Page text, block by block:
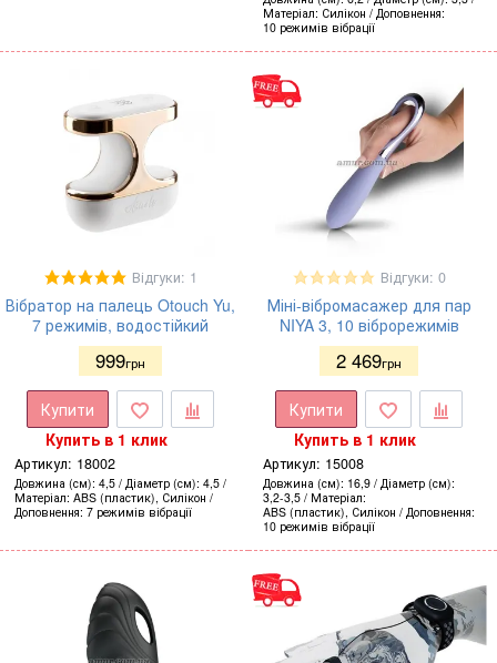
Матеріал Силікон
Доповнення
10 режимів вібрації
Відгуки: 1
Вібратор на палець Otouch Yu,
7 режимів, водостійкий
999грн
Купити
Купить в 1 клик
Артикул: 18002
Довжина (см) 4,5 Діаметр (см) 4,5
Матеріал ABS (пластик), Силікон
Доповнення 7 режимів вібрації
Відгуки: 0
Міні-вібромасажер для пар
NIYA 3, 10 віброрежимів
2 469грн
Купити
Купить в 1 клик
Артикул: 15008
Довжина (см) 16,9 Діаметр (см)
3,2-3,5
Матеріал
ABS (пластик), Силікон
Доповнення
10 режимів вібрації